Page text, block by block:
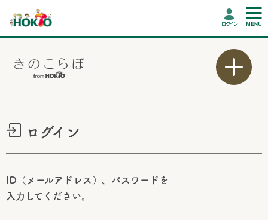
ログイン
ログイン
ID（メールアドレス）、パスワードを
入力してください。